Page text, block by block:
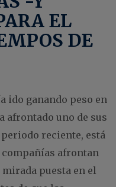
EL
DE
ido ganando peso en
afrontado uno de sus
reciente, está
afrontan
puesta en el